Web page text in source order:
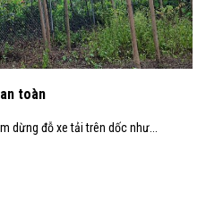
toàn
dừng đỗ xe tải trên dốc như...